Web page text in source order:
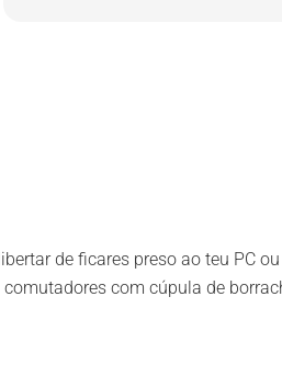
de ficares preso ao teu PC
com cúpula de